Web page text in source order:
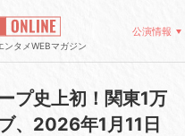
ンタメWEBマガジン
公演情報
プ史上初！関東1万
、2026年1月11日